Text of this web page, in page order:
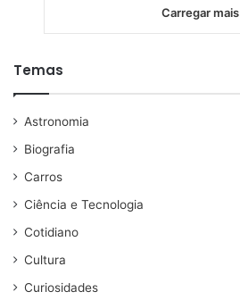
Carregar mais
Temas
Astronomia
Biografia
Carros
Ciência e Tecnologia
Cotidiano
Cultura
Curiosidades